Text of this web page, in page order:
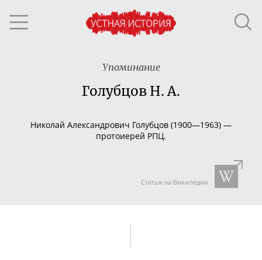
Упоминание
Голубцов Н. А.
Николай Александрович Голубцов (1900—1963) —
протоиерей РПЦ.
Статья на Википедии